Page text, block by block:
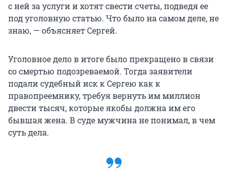
с ней за услуги и хотят свести счеты, подведя ее
под уголовную статью. Что было на самом деле, не
знаю, — объясняет Сергей.
Уголовное дело в итоге было прекращено в связи
со смертью подозреваемой. Тогда заявители
подали судебный иск к Сергею как к
правопреемнику, требуя вернуть им миллион
двести тысяч, которые якобы должна им его
бывшая жена. В суде мужчина не понимал, в чем
суть дела.